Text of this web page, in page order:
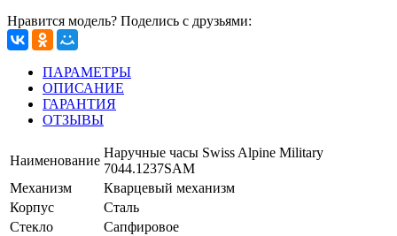
Нравится модель? Поделись с друзьями:
ПАРАМЕТРЫ
ОПИСАНИЕ
ГАРАНТИЯ
ОТЗЫВЫ
Наименование
Наручные часы Swiss Alpine Military
7044.1237SAM
Механизм
Кварцевый механизм
Корпус
Сталь
Стекло
Сапфировое